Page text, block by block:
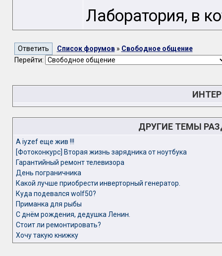
Лаборатория, в
Список форумов» Свободное общение
Перейти:
ДРУГИЕ ТЕМЫ
A iyzef еще жив !!!
[Фотоконкурс] Вторая жизнь зарядника от ноутбука
Гарантийный ремонт телевизора
День пограничника
Какой лучше приобрести инверторный генератор.
Куда подевался wolf50?
Приманка для рыбы
С днём рождения, дедушка Ленин.
Стоит ли ремонтировать?
Хочу такую книжку